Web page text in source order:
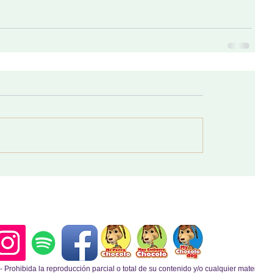
la reproducción parcial o total de su contenido y/o cualquier